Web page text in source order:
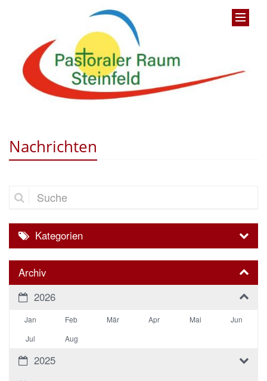
Nachrichten
Suche
Kategorien
Archiv
2026
Jan Feb Mär Apr Mai
Jun
Jul
Aug
2025